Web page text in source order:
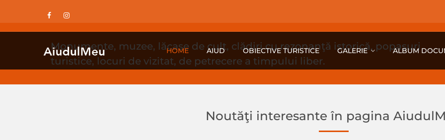
HOME AIUD OBIECTIVE TURISTICE GALERIE ALBUM
Monumente, muzee, lăcașe de cult, clădiri cu rezonanţă istorică, popasuri
turistice, locuri de vizitat, de petrecere a timpului liber.
Noutăţi interesante în pagina